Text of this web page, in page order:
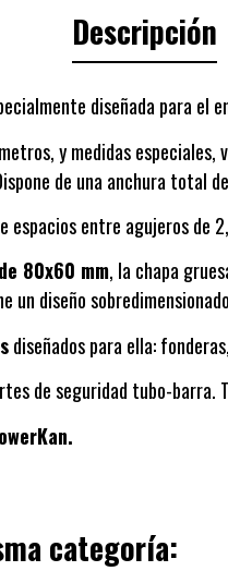
Descripción
diseñada para el
y medidas
de una anchura total
espacios entre agujeros de
80x60 mm, la chapa
un diseño
diseñados para ella:
de seguridad tubo-
categoría: